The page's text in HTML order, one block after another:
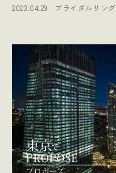
2023.04.29 ブライダルリング